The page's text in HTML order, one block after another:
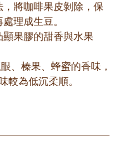
將咖啡果皮剝除，保
理成生豆。
果膠的甜香與水果
榛果、蜂蜜的香味，
為低沉柔順。